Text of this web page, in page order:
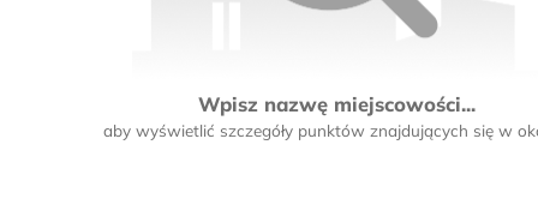
Wpisz nazwę miejscowości...
aby wyświetlić szczegóły punktów znajdujących się w